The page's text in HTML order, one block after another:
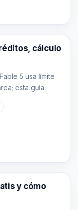
cálculo
5 usa límite
esta guía
y cómo